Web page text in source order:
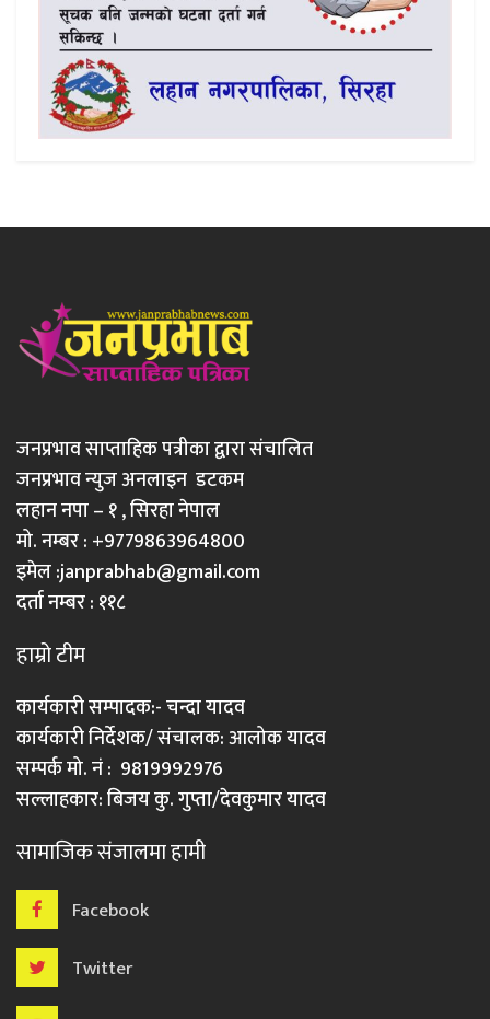
जनप्रभाव साप्ताहिक पत्रीका द्वारा संचालित
जनप्रभाव न्युज अनलाइन डटकम
लहान नपा – १ , सिरहा नेपाल
मो. नम्बर : +9779863964800
इमेल :janprabhab@gmail.com
दर्ता नम्बर : ११८
हाम्रो टीम
कार्यकारी सम्पादक:- चन्दा यादव
कार्यकारी निर्देशक/ संचालक: आलोक यादव
सम्पर्क मो. नं : 9819992976
सल्लाहकार: बिजय कु. गुप्ता/देवकुमार यादव
सामाजिक संजालमा हामी
Facebook
Twitter